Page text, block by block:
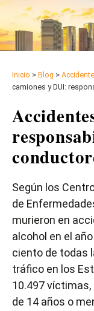
Inicio > Blog >
camiones y DUI:
Según los
de
murieron en
alcohol en el
ciento de todas
tráfico en los
10.497
de 14 años o